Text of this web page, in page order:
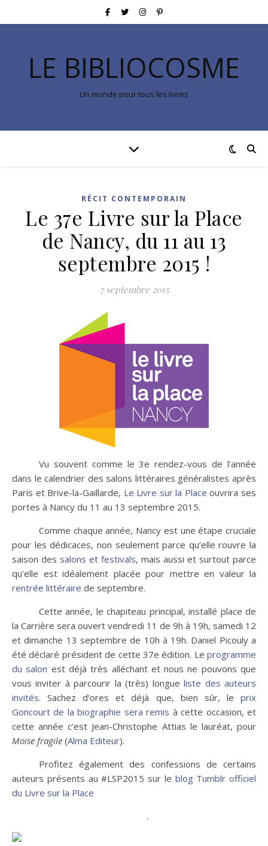
LE BIBLIOCOSME
Un monde pour tous les livres
RÉCIT CONTEMPORAIN
Le 37e Livre sur la Place
de Nancy, du 11 au 13
septembre 2015 !
7 septembre 2015
Vu souvent comme le 3e rendez-vous de l’année
dans le calendrier des salons littéraires généralistes après
Paris et Brive-la-Gaillarde, Le Livre sur la Place ouvrira ses
portes à Nancy du 11 au 13 septembre 2015.
Comme chaque année, Nancy est une étape cruciale
pour les dédicaces, non seulement parce qu’elle rouvre la
saison des salons et festivals, mais aussi et surtout parce
qu’elle est idéalement placée pour mettre en valeur la
rentrée littéraire de septembre.
Cette année, le chapiteau principal, installé place de
la Carrière sera ouvert vendredi 11 de 9h à 19h, samedi 12
et dimanche 13 septembre de 10h à 19h. Daniel Picouly a
été déclaré président de cette 37e édition. Le programme
du salon est déjà très alléchant et nous ne pouvons que
vous inviter à parcourir la (très) longueliste des auteurs
invités. Sachez d’ores et déjà que, bien sûr, le prix
Goncourt de la biographie sera remis à cette occasion, et
cette année c’est Jean-Christophe Attias le lauréat, pour
Moïse fragile (Alma Editeur).
Profitez également des confessions de certains
auteurs présents au #LSP2015 sur le blog Tumblr officiel
du Livre sur la Place
.